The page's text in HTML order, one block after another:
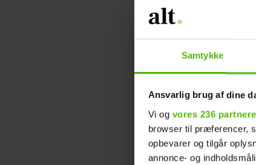
Samtykke
Ansvarlig brug af dine
Vi og vores 236 partnere
browser til præferencer,
opbevarer og tilgår
annonce- og